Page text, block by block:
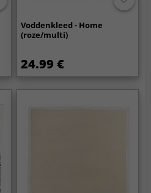
Voddenkleed - Home
(roze/multi)
24.99 €